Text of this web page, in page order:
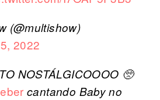
(@multishow)
2022
NOSTÁLGICOOOO 🥺
cantando Baby no